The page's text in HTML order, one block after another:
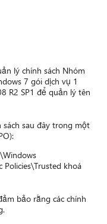
lý chính sách Nhóm
7 gói dịch vụ 1
R2 SP1 để quản lý tên
sau đây trong một
Policies\Trusted khoá
bảo rằng các chính